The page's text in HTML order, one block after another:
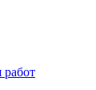
работ